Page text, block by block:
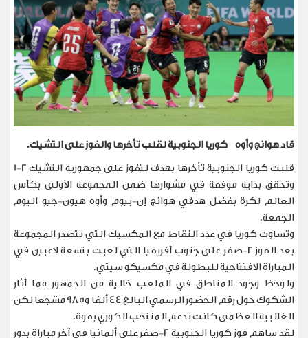
قاد هوانج وأوه كوريا الجنوبية لقلب تأخرها والفوز على التشيك.
قلبت كوريا الجنوبية تأخرها بهدف لتفوز على جمهورية التشيك 2-1
وتحقق بداية موفقة في مشوارها ‌ضمن المجموعة الأولى بكأس
العالم لكرة بفضل هدفي هوانج إن-بيوم وأوه هيون-جيو اليوم
الجمعة.
وتساوت كوريا في عدد النقاط مع المكسيك التي تتصدر المجموعة
بعد الفوز 2-صفر على جنوب أفريقيا التي لعبت بتسعة لاعبين في
المباراة الافتتاحية للبطولة في مكسيكو سيتي.
ولوحظ وجود ​المناطق في الملعب خالية من الجمهور مما أثار
الشكوك حول رقم الحضور الرسمي البالغ 44 ألفا ​و985 مشجعا لكن
الغالبية العظمى كانت تدعم المنتخب الكوري بقوة.
لقد ساهم فوز كوريا الجنوبية ⁠2-صفر على ألمانيا في آخر مباراة بدور